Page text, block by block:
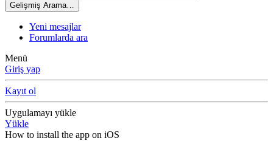
Gelişmiş Arama…
Yeni mesajlar
Forumlarda ara
Menü
Giriş yap
Kayıt ol
Uygulamayı yükle
Yükle
How to install the app on iOS